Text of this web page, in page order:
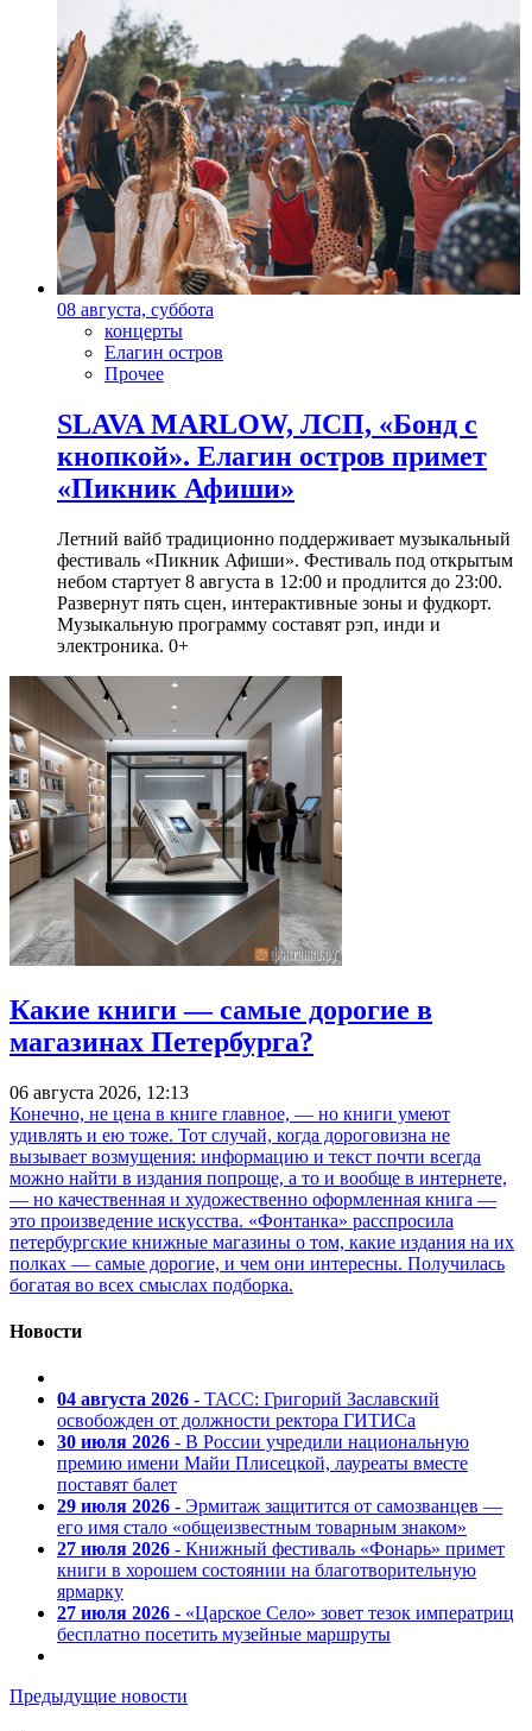
08 августа, суббота
концерты
Елагин остров
Прочее
SLAVA MARLOW, ЛСП, «Бонд с
кнопкой». Елагин остров примет
«Пикник Афиши»
Летний вайб традиционно поддерживает музыкальный
фестиваль «Пикник Афиши». Фестиваль под открытым
небом стартует 8 августа в 12:00 и продлится до 23:00.
Развернут пять сцен, интерактивные зоны и фудкорт.
Музыкальную программу составят рэп, инди и
электроника. 0+
Какие книги — самые дорогие в
магазинах Петербурга?
06 августа 2026, 12:13
Конечно, не цена в книге главное, — но книги умеют
удивлять и ею тоже. Тот случай, когда дороговизна не
вызывает возмущения: информацию и текст почти всегда
можно найти в издания попроще, а то и вообще в интернете,
— но качественная и художественно оформленная книга —
это произведение искусства. «Фонтанка» расспросила
петербургские книжные магазины о том, какие издания на их
полках — самые дорогие, и чем они интересны. Получилась
богатая во всех смыслах подборка.
Новости
04 августа 2026 - ТАСС: Григорий Заславский
освобожден от должности ректора ГИТИСа
30 июля 2026 - В России учредили национальную
премию имени Майи Плисецкой, лауреаты вместе
поставят балет
29 июля 2026 - Эрмитаж защитится от самозванцев —
его имя стало «общеизвестным товарным знаком»
27 июля 2026 - Книжный фестиваль «Фонарь» примет
книги в хорошем состоянии на благотворительную
ярмарку
27 июля 2026 - «Царское Село» зовет тезок императриц
бесплатно посетить музейные маршруты
Предыдущие новости